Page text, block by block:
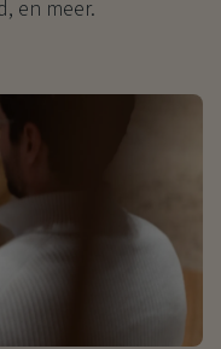
en meer.